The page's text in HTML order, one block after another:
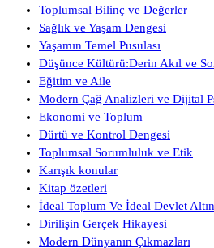
Toplumsal Bilinç ve Değerler
Sağlık ve Yaşam Dengesi
Yaşamın Temel Pusulası
Düşünce Kültürü:Derin Akıl ve
Eğitim ve Aile
Modern Çağ Analizleri ve Dijital
Ekonomi ve Toplum
Dürtü ve Kontrol Dengesi
Toplumsal Sorumluluk ve Etik
Karışık konular
Kitap özetleri
İdeal Toplum Ve İdeal Devlet
Dirilişin Gerçek Hikayesi
Modern Dünyanın Çıkmazları